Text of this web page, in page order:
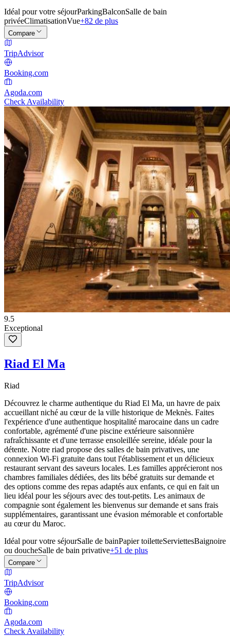
Idéal pour votre séjourParkingBalconSalle de bain
privéeClimatisationVue+82 de plus
Compare
TripAdvisor
Booking.com
Agoda.com
Check Availability
9.5
Exceptional
Riad El Ma
Riad
Découvrez le charme authentique du Riad El Ma, un havre de paix
accueillant niché au cœur de la ville historique de Meknès. Faites
l'expérience d'une authentique hospitalité marocaine dans un cadre
confortable, agrémenté d'une piscine extérieure saisonnière
rafraîchissante et d'une terrasse ensoleillée sereine, idéale pour la
détente. Notre riad propose des salles de bain privatives, une
connexion Wi-Fi gratuite dans tout l'établissement et un délicieux
restaurant servant des saveurs locales. Les familles apprécieront nos
chambres familiales dédiées, des lits bébé gratuits sur demande et
des options comme des repas adaptés aux enfants, ce qui en fait un
lieu idéal pour les séjours avec des tout-petits. Les animaux de
compagnie sont également les bienvenus sur demande et sans frais
supplémentaires, garantissant une évasion mémorable et confortable
au cœur du Maroc.
Idéal pour votre séjourSalle de bainPapier toiletteServiettesBaignoire
ou doucheSalle de bain privative+51 de plus
Compare
TripAdvisor
Booking.com
Agoda.com
Check Availability